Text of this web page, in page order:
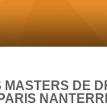
MASTERS DE